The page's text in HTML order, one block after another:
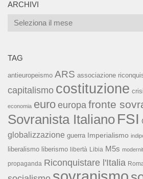
ARCHIVI
Archivi
TAG
antieuropeismo ARS associazione
capitalismo costituzione crisi
economia euro europa fronte
Sovranista Italiano FSI
globalizzazione guerra Imperialismo
liberalismo liberismo libertà Libia M5s
propaganda Riconquistare l'Italia